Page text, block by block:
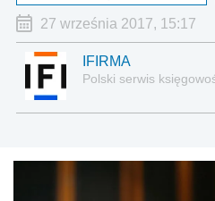
27 września 2017, 15:17
IFIRMA
Polski serwis